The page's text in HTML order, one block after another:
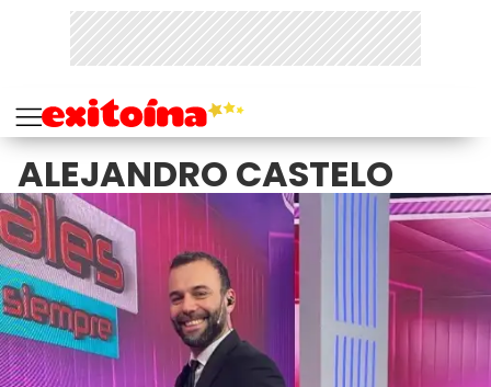
ALEJANDRO CASTELO